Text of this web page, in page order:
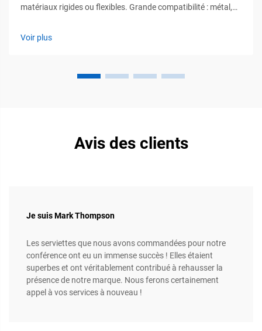
matériaux rigides ou flexibles. Grande compatibilité : métal,
allant bien au-delà des supports traditionnels, éliminant ainsi
Voir plus
Avis des clients
Je suis Mark Thompson
Les serviettes que nous avons commandées pour notre
conférence ont eu un immense succès ! Elles étaient
superbes et ont véritablement contribué à rehausser la
présence de notre marque. Nous ferons certainement
appel à vos services à nouveau !